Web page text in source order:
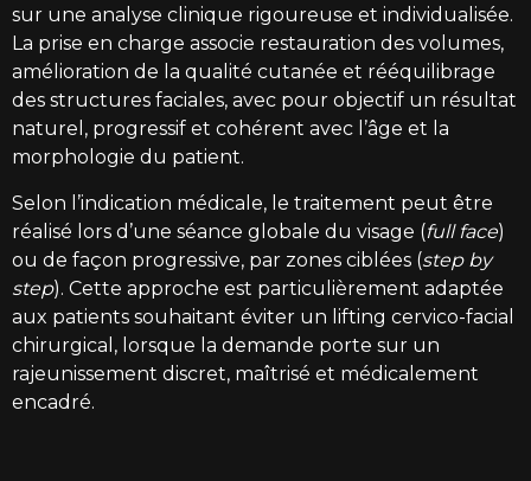
sur une analyse clinique rigoureuse et individualisée.
La prise en charge associe restauration des volumes,
amélioration de la qualité cutanée et rééquilibrage
des structures faciales, avec pour objectif un résultat
naturel, progressif et cohérent avec l’âge et la
morphologie du patient.
Selon l’indication médicale, le traitement peut être
réalisé lors d’une séance globale du visage (full face)
ou de façon progressive, par zones ciblées (step by
step). Cette approche est particulièrement adaptée
aux patients souhaitant éviter un lifting cervico-facial
chirurgical, lorsque la demande porte sur un
rajeunissement discret, maîtrisé et médicalement
encadré.